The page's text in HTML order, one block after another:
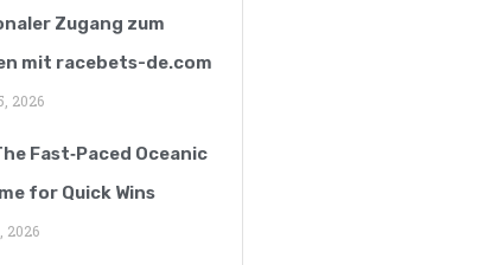
Zugang zum
mit racebets-de.com
2026
Fast‑Paced Oceanic
for Quick Wins
2026